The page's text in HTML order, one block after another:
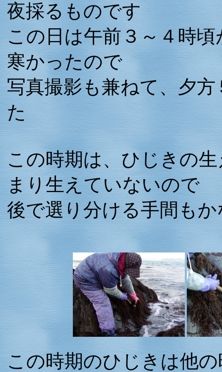
夜採るものです
この日は午前３～４時
寒かったので
写真撮影も兼ねて、夕
た
この時期は、ひじきの
まり生えていないので
後で選り分ける手間も
この時期のひじきは他